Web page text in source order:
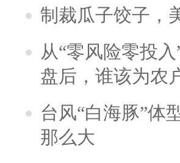
制裁瓜子饺子，
从“零风险零投
盘后，谁该为农
台风“白海豚”体
那么大